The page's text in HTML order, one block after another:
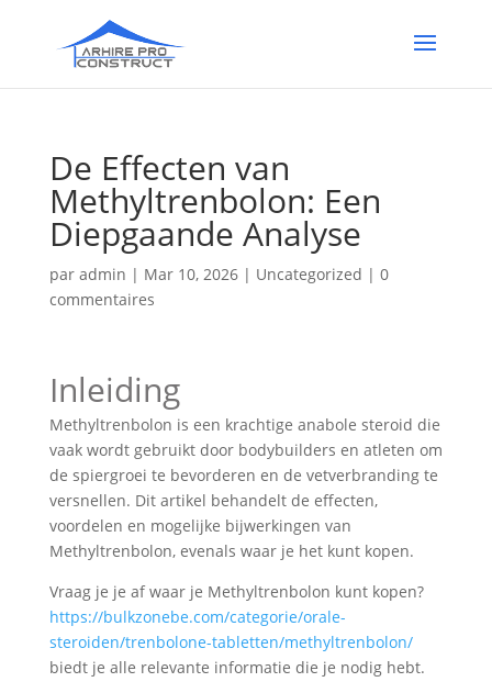
De Effecten van
Methyltrenbolon: Een
Diepgaande Analyse
par admin | Mar 10, 2026| Uncategorized | 0
commentaires
Inleiding
Methyltrenbolon is een krachtige anabole steroid die
vaak wordt gebruikt door bodybuilders en atleten om
de spiergroei te bevorderen en de vetverbranding te
versnellen. Dit artikel behandelt de effecten,
voordelen en mogelijke bijwerkingen van
Methyltrenbolon, evenals waar je het kunt kopen.
Vraag je je af waar je Methyltrenbolon kunt kopen?
https://bulkzonebe.com/categorie/orale-
steroiden/trenbolone-tabletten/methyltrenbolon/
biedt je alle relevante informatie die je nodig hebt.